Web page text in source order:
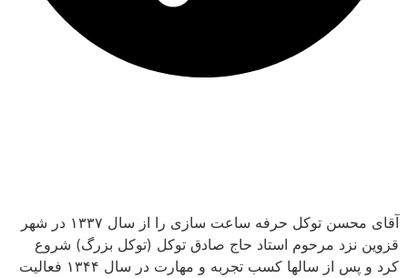
آقای محسن توکل حرفه ساعت سازی را از سال ۱۳۳۷ در شهر
قزوین نزد مرحوم استاد حاج صادق توکل (توکل بزرگ) شروع
کرد و پس از سالها کسب تجربه و مهارت در سال ۱۳۴۴ فعالیت